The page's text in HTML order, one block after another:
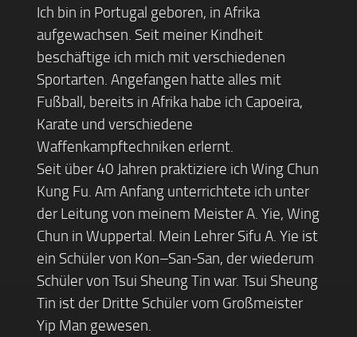
Ich bin in Portugal geboren, in Afrika
aufgewachsen. Seit meiner Kindheit
beschäftige ich mich mit verschiedenen
Sportarten. Angefangen hatte alles mit
Fußball, bereits in Afrika habe ich Capoeira,
Karate und verschiedene
Waffenkampftechniken erlernt.
Seit über 40 Jahren praktiziere ich Wing Chun
Kung Fu. Am Anfang unterrichtete ich unter
der Leitung von meinem Meister A. Yie, Wing
Chun in Wuppertal. Mein Lehrer Sifu A. Yie ist
ein Schüler von Kon–San-San, der wiederum
Schüler von Tsui Sheung Tin war. Tsui Sheung
Tin ist der Dritte Schüler vom Großmeister
Yip Man gewesen.